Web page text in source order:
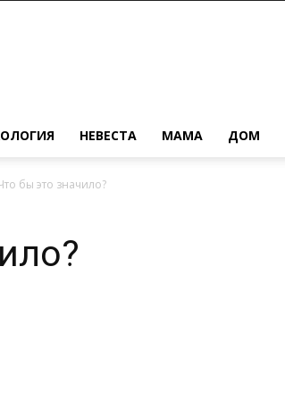
НЕВЕСТА МАМА ДОМ
бы это значило?